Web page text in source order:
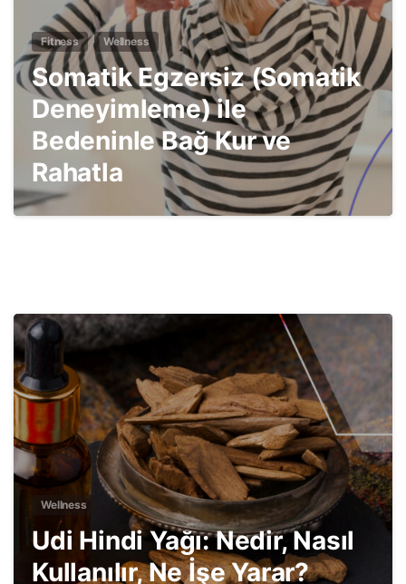
Fitness Wellness
Somatik Egzersiz (Somatik
Deneyimleme) ile
Bedeninle Bağ Kur ve
Rahatla
Wellness
Udi Hindi Yağı: Nedir, Nasıl
Kullanılır, Ne İşe Yarar?